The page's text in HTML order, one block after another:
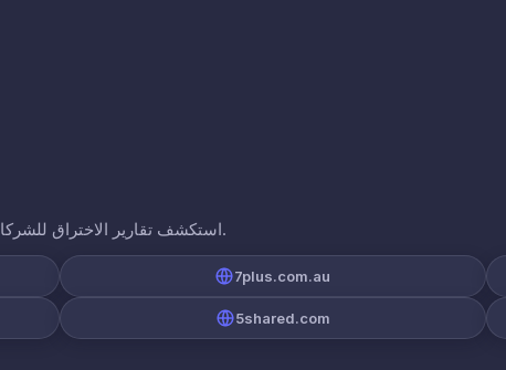
استكشف تقارير الاختراق للشركات الأخرى التي نتتبعها. انقر على أي نطاق لرؤية تعرضه.
7plus.com.au
5shared.com